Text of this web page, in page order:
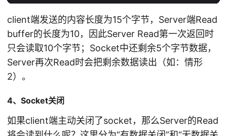
client端发送的内容长度为15个字节，Server端Read
buffer的长度为10，因此Server Read第一次返回时
只会读取10个字节；Socket中还剩余5个字节数据，
Server再次Read时会把剩余数据读出（如：情形
2）。
4、Socket关闭
如果client端主动关闭了socket，那么Server的Read